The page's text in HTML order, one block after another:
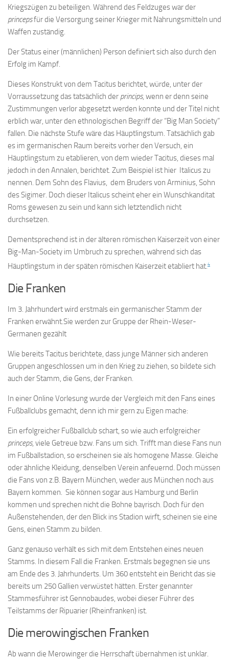
Kriegszügen zu beteiligen. Während des Feldzuges war der
princepsfür die Versorgung seiner Krieger mit Nahrungsmitteln und
Waffen zuständig.
Der Status einer (männlichen) Person definiert sich also durch den
Erfolg im Kampf.
Dieses Konstrukt von dem Tacitus berichtet, würde, unter der
Vorraussetzung das tatsächlich der princips, wenn er denn seine
Zustimmungen verlor abgesetzt werden konnte und der Titel nicht
erblich war, unter den ethnologischen Begriff der “Big Man Society”
fallen. Die nächste Stufe wäre das Häuptlingstum. Tatsächlich gab
es im germanischen Raum bereits vorher den Versuch, ein
Häuptlingstum zu etablieren, von dem wieder Tacitus, dieses mal
jedoch in den Annalen, berichtet. Zum Beispiel ist hier Italicus zu
nennen. Dem Sohn des Flavius, dem Bruders von Arminius, Sohn
des Sigimer. Doch dieser Italicus scheint eher ein Wunschkanditat
Roms gewesen zu sein und kann sich letztendlich nicht
durchsetzen.
Dementsprechend ist in der älteren römischen Kaiserzeit von einer
Big-Man-Society im Umbruch zu sprechen, während sich das
Häuptlingstum in der späten römischen Kaiserzeit etabliert hat.4
Die Franken
Im 3. Jahrhundert wird erstmals ein germanischer Stamm der
Franken erwähnt.Sie werden zur Gruppe der Rhein-Weser-
Germanen gezählt
Wie bereits Tacitus berichtete, dass junge Männer sich anderen
Gruppen angeschlossen um in den Krieg zu ziehen, so bildete sich
auch der Stamm, die Gens, der Franken.
In einer Online Vorlesung wurde der Vergleich mit den Fans eines
Fußballclubs gemacht, denn ich mir gern zu Eigen mache:
Ein erfolgreicher Fußballclub schart, so wie auch erfolgreicher
princeps, viele Getreue bzw. Fans um sich. Trifft man diese Fans nun
im Fußballstadion, so erscheinen sie als homogene Masse. Gleiche
oder ähnliche Kleidung, denselben Verein anfeuernd. Doch müssen
die Fans von z.B. Bayern München, weder aus München noch aus
Bayern kommen. Sie können sogar aus Hamburg und Berlin
kommen und sprechen nicht die Bohne bayrisch. Doch für den
Außenstehenden, der den Blick ins Stadion wirft, scheinen sie eine
Gens, einen Stamm zu bilden.
Ganz genauso verhält es sich mit dem Entstehen eines neuen
Stamms. In diesem Fall die Franken. Erstmals begegnen sie uns
am Ende des 3. Jahrhunderts. Um 360 entsteht ein Bericht das sie
bereits um 250 Gallien verwüstet hätten. Erster genannter
Stammesführer ist Gennobaudes, wobei dieser Führer des
Teilstamms der Ripuarier (Rheinfranken) ist.
Die merowingischen Franken
Ab wann die Merowinger die Herrschaft übernahmen ist unklar.